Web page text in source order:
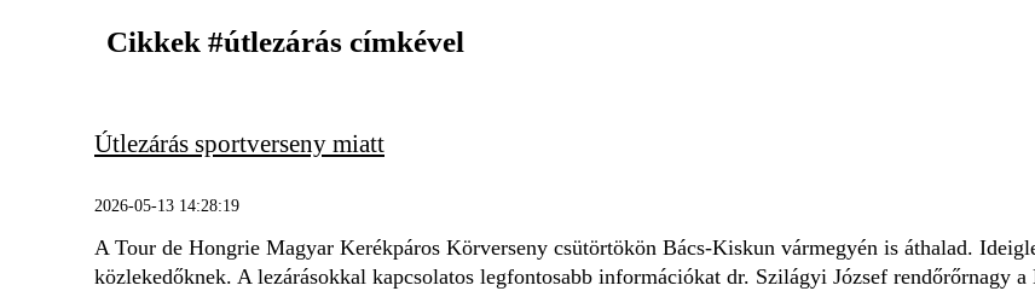
Cikkek #útlezárás címkével
Útlezárás sportverseny miatt
2026-05-13 14:28:19
A Tour de Hongrie Magyar Kerékpáros Körverseny csütörtökön Bács-Kiskun vármegyén is áthalad.
közlekedőknek. A lezárásokkal kapcsolatos legfontosabb információkat dr. Szilágyi József rendőrőrnagy